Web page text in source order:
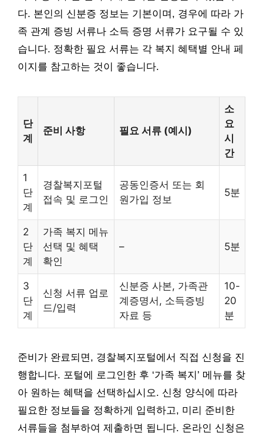
다. 본인의 신분증 정보는 기본이며, 경우에 따라 가
족 관계 증빙 서류나 소득 증명 서류가 요구될 수 있
습니다. 정확한 필요 서류는 각 복지 혜택별 안내 페
이지를 참고하는 것이 좋습니다.
단
계
준비 사항 필요 서류 (예시)
소
요
시
간
1
단
계
경찰복지포털
접속 및 로그인
공동인증서 또는 회
원가입 정보
5분
2
단
계
가족 복지 메뉴
선택 및 혜택
확인
– 5분
3
단
계
신청 서류 업로
드/입력
신분증 사본, 가족관
계증명서, 소득증빙
자료 등
10-
20
분
준비가 완료되면, 경찰복지포털에서 직접 신청을 진
행합니다. 포털에 로그인한 후 ‘가족 복지’ 메뉴를 찾
아 원하는 혜택을 선택하십시오. 신청 양식에 따라
필요한 정보들을 정확하게 입력하고, 미리 준비한
서류들을 첨부하여 제출하면 됩니다. 온라인 신청은